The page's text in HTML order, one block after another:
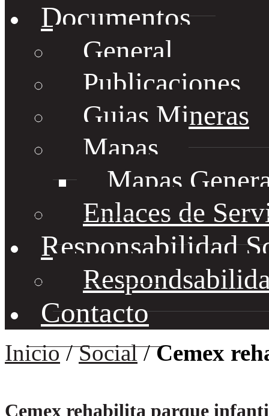
Documentos
General
Publicaciones
Guias Mineras
Mapas
Mapas
Enlaces de
Responsabilidad
Contacto
Inicio/Social/Cemex
Cemex rehabilita parque